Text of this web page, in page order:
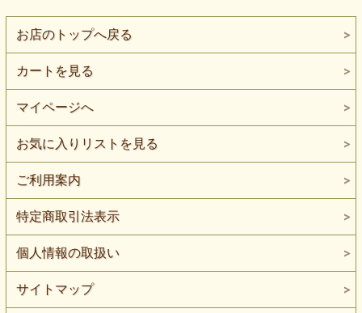
お店のトップへ戻る
カートを見る
マイページへ
お気に入りリストを見る
ご利用案内
特定商取引法表示
個人情報の取扱い
サイトマップ